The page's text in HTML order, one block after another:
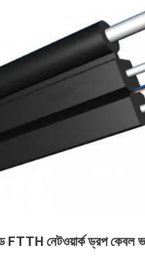
নেটওয়ার্ক ড্রপ কেবল ভাল